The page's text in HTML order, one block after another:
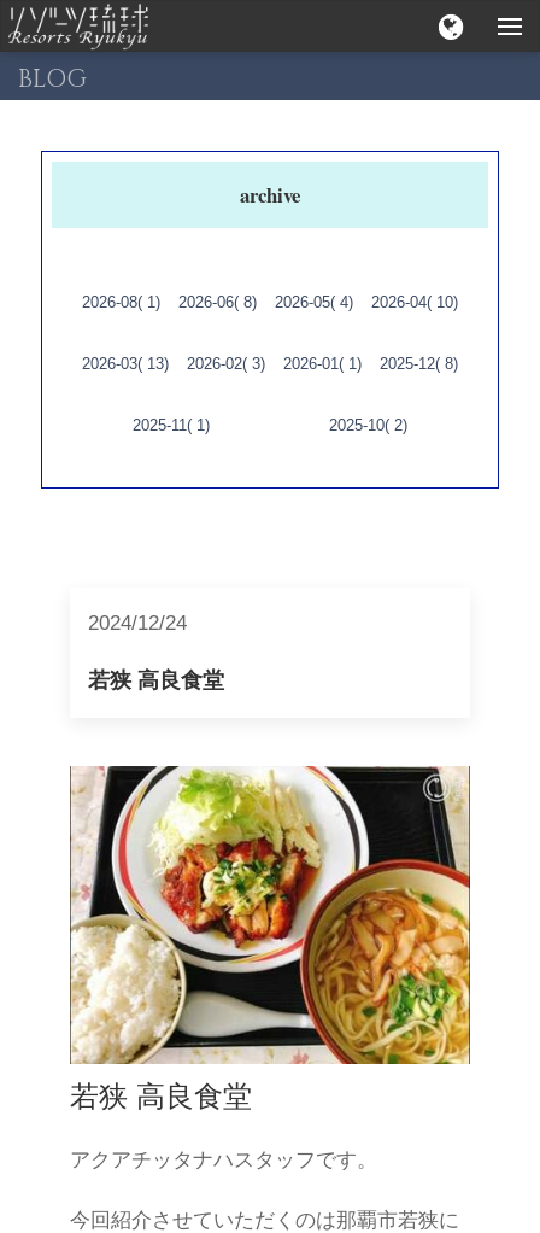
BLOG
archive
2026-08( 1) 2026-06( 8) 2026-05( 4) 2026-04( 10)
2026-03( 13) 2026-02( 3) 2026-01( 1) 2025-12( 8)
2025-11( 1) 2025-10( 2)
2024/12/24
若狭 高良食堂
若狭 高良食堂
アクアチッタナハスタッフです。
今回紹介させていただくのは那覇市若狭に